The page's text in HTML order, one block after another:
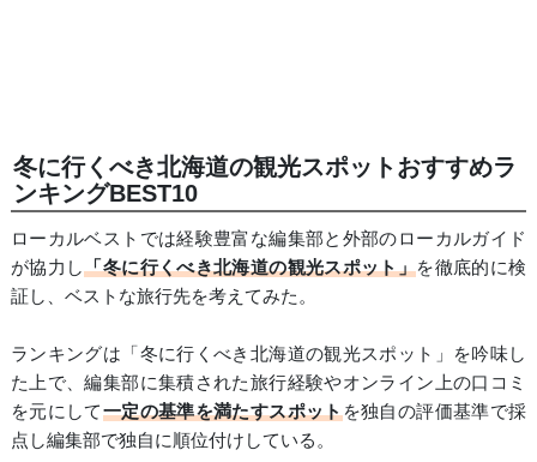
冬に行くべき北海道の観光スポットおすすめラ
ンキングBEST10
ローカルベストでは経験豊富な編集部と外部のローカルガイド
が協力し「冬に行くべき北海道の観光スポット」を徹底的に検
証し、ベストな旅行先を考えてみた。
ランキングは「冬に行くべき北海道の観光スポット」を吟味し
た上で、編集部に集積された旅行経験やオンライン上の口コミ
を元にして一定の基準を満たすスポットを独自の評価基準で採
点し編集部で独自に順位付けしている。